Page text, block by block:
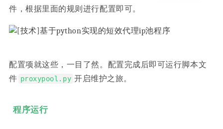
件，根据里面的规则进行配置即可。
配置项就这些，一目了然。配置完成后即可运行脚本文
件 proxypool.py 开启维护之旅。
程序运行